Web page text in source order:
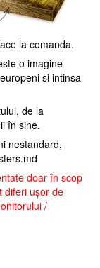
la comanda.
o imagine
si intinsa
de la
în sine.
nestandard,
doar în scop
diferi ușor de
/